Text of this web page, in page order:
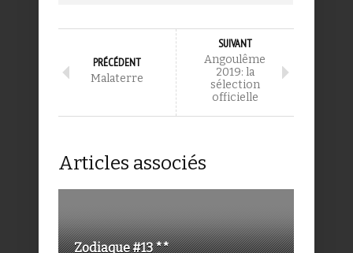
PRÉCÉDENT
Malaterre
SUIVANT
Angoulême
2019: la
sélection
officielle
Articles associés
Zodiaque #13 **